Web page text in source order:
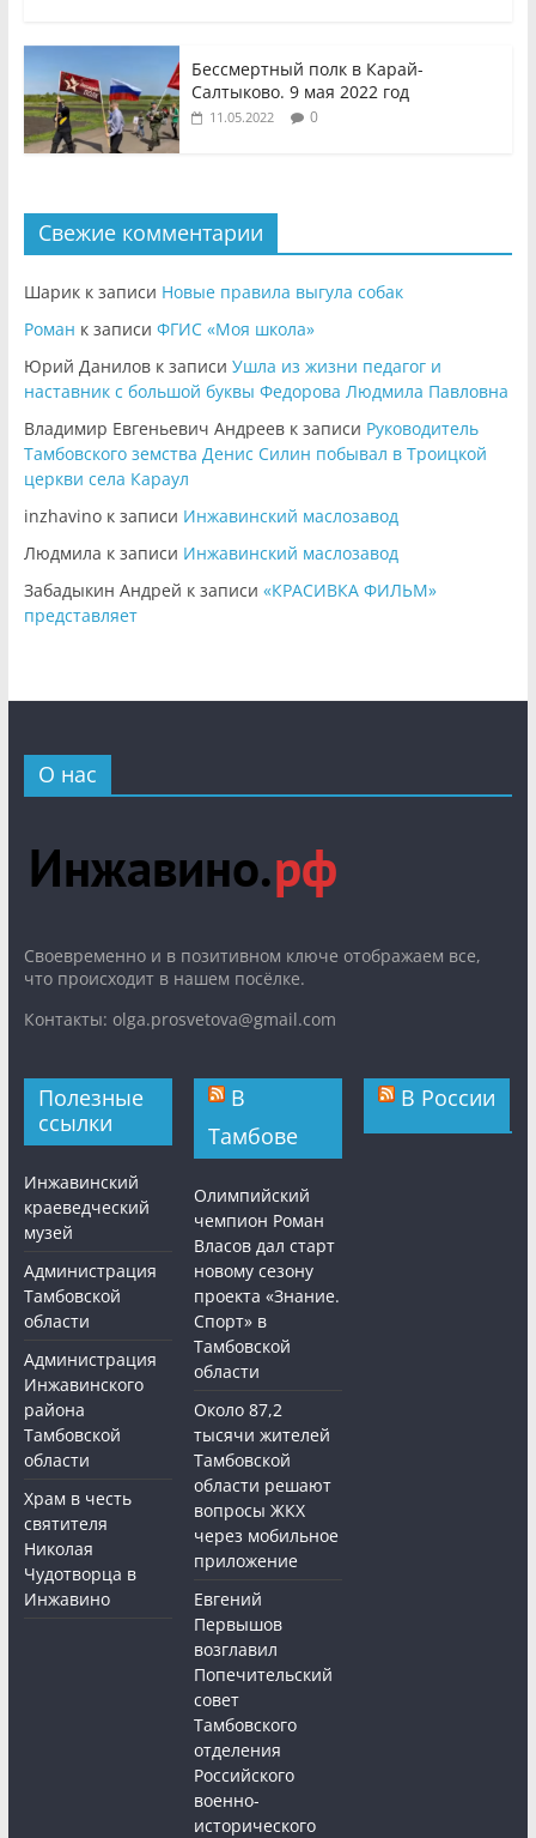
Бессмертный полк в Карай-
Салтыково. 9 мая 2022 год
11.05.2022 0
Свежие комментарии
Шарикк записи Новые правила выгула собак
Роман к записи ФГИС «Моя школа»
Юрий Даниловк записи Ушла из жизни педагог и
наставник с большой буквы Федорова Людмила Павловна
Владимир Евгеньевич Андреевк записи Руководитель
Тамбовского земства Денис Силин побывал в Троицкой
церкви села Караул
inzhavinoк записи Инжавинский маслозавод
Людмила к записи Инжавинский маслозавод
Забадыкин Андрей к записи «КРАСИВКА ФИЛЬМ»
представляет
О нас
Cвоевременно и в позитивном ключе отображаем все,
что происходит в нашем посёлке.
Контакты: olga.prosvetova@gmail.com
Полезные
ссылки
Инжавинский
краеведческий
музей
Администрация
Тамбовской
области
Администрация
Инжавинского
района
Тамбовской
области
Храм в честь
святителя
Николая
Чудотворца в
Инжавино
В
Тамбове
Олимпийский
чемпион Роман
Власов дал старт
новому сезону
проекта «Знание.
Спорт» в
Тамбовской
области
Около 87,2
тысячи жителей
Тамбовской
области решают
вопросы ЖКХ
через мобильное
приложение
Евгений
Первышов
возглавил
Попечительский
совет
Тамбовского
отделения
Российского
военно-
исторического
В России